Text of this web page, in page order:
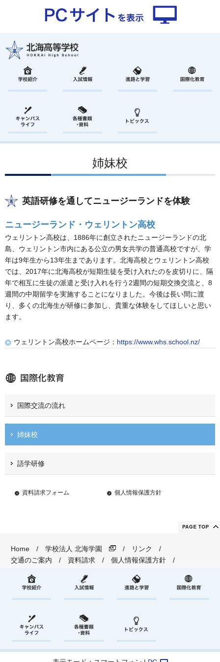
姉妹校
英語研修を通してニュージーランドを体験
ニュージーランド・ウェリントン高校
ウェリントン高校は、1886年に創立されたニュージーランドの北
島、ウェリントン市内にある公立の男女共学の普通高校ですが、学
年は9年生から13年生まであります。北海高校とウェリントン高校
では、2017年に北海高校が短期生徒を受け入れたのを皮切りに、隔
年で相互に生徒の派遣と受け入れを行う2週間の短期交換交流と、8
週間の中期留学を実施することになりました。今後は長い間に渡
り、多くの北海生が研修に参加し、貴重な体験をしてほしいと思い
ます。
ウェリントン高校ホームページ： https://www.whs.school.nz/
国際交流の流れ
姉妹校
語学研修
資料請求フォーム 個人情報保護方針
Home 学校法人 北海学園
リンク
交通のご案内
資料請求 個人情報保護方針